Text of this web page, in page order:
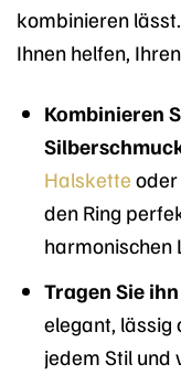
kombinieren
Ihnen helfen,
Kombinieren
Halskette oder
den Ring
harmonischen
Tragen Sie
elegant, lässig
jedem Stil und